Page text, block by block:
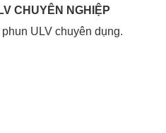
CHUYÊN NGHIỆP
ULV chuyên dụng.